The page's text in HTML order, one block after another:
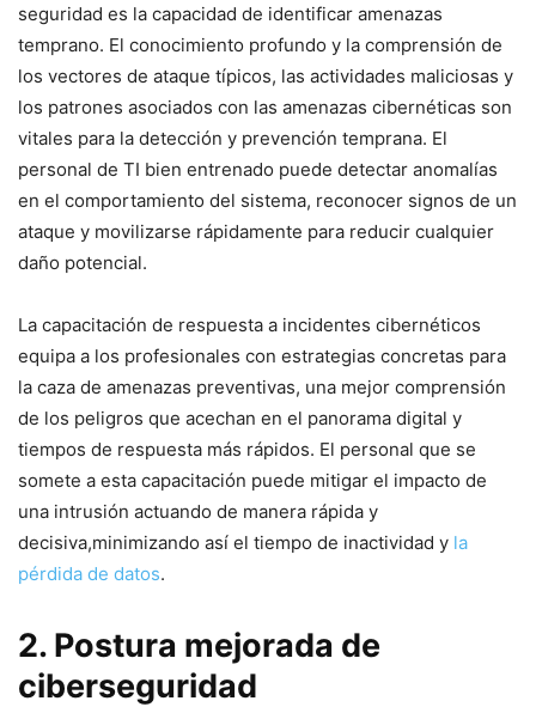
seguridad es la⁤ capacidad de identificar amenazas
temprano. El conocimiento profundo y la comprensión de
los ‌vectores ‌de ataque típicos, las actividades maliciosas y‌
los patrones asociados con las amenazas cibernéticas son
vitales para‌ la detección y prevención temprana. El
personal de TI bien entrenado puede detectar anomalías
en el comportamiento⁣ del sistema, reconocer signos de un
ataque y movilizarse rápidamente para reducir cualquier
daño potencial.
La capacitación de respuesta a​ incidentes cibernéticos
equipa a​ los profesionales con estrategias concretas para
la caza ​de amenazas preventivas, una mejor comprensión
de los‍ peligros‍ que acechan en el panorama digital y
tiempos de respuesta más ⁢rápidos. El personal que se
somete⁣ a⁣ esta capacitación puede ​mitigar el impacto de
una intrusión actuando de manera rápida y
decisiva,minimizando así⁢ el tiempo ⁤de inactividad y la
pérdida de datos.
2. Postura mejorada de
ciberseguridad